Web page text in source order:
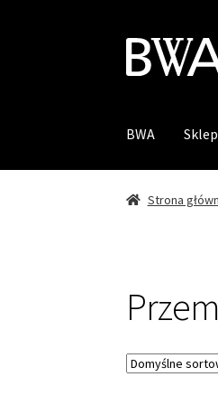
Przejdź
do
Przejdź
do
BWA Sklep
Strona